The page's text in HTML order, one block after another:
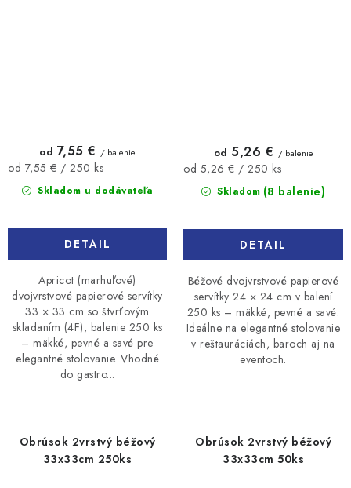
Skladom u dodávateľa
od 7,55 € / balenie
Jednotková
cena:
od 7,55 € / 250 ks
DETAIL
Apricot (marhuľové)
dvojvrstvové papierové servítky
33 × 33 cm so štvrťovým
skladaním (4F), balenie 250 ks
– mäkké, pevné a savé pre
elegantné stolovanie. Vhodné
do gastro...
Skladom (8 balenie)
od 5,26 € / balenie
Jednotková
cena:
od 5,26 € / 250 ks
DETAIL
Béžové dvojvrstvové papierové
servítky 24 × 24 cm v balení
250 ks – mäkké, pevné a savé.
Ideálne na elegantné stolovanie
v reštauráciách, baroch aj na
eventoch.
Obrúsok 2vrstvý béžový
33x33cm 250ks
Obrúsok 2vrstvý béžový
33x33cm 50ks